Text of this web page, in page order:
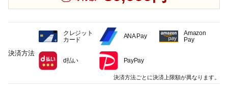
決済方法
クレジット
カード
ANA Pay
Amazon
Pay
d払い PayPay
決済方法ごとに決済上限額が異なります。